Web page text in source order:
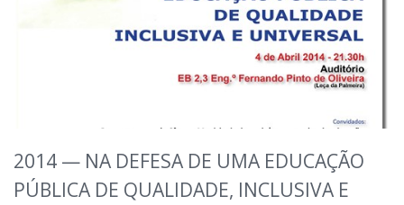
2014 — NA DEFESA DE UMA EDUCAÇÃO
PÚBLICA DE QUALIDADE, INCLUSIVA E